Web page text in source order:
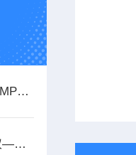
蓝景科技 浮游菌采样器：GMP洁净室验证理想工具
蓝景科技 空气微生物检测仪——洁净环境微生物监控的智能新选择